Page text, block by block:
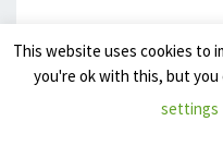
david
26 août 2020 à
This website uses cookies to
you're ok with this, but
settings